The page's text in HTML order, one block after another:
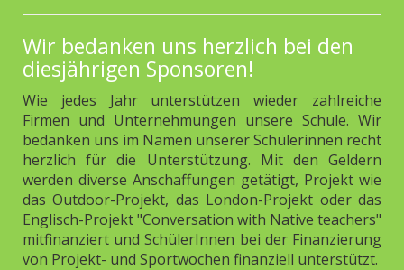
Wir bedanken uns herzlich bei den
diesjährigen Sponsoren!
Wie jedes Jahr unterstützen wieder zahlreiche
Firmen und Unternehmungen unsere Schule. Wir
bedanken uns im Namen unserer Schülerinnen recht
herzlich für die Unterstützung. Mit den Geldern
werden diverse Anschaffungen getätigt, Projekt wie
das Outdoor-Projekt, das London-Projekt oder das
Englisch-Projekt "Conversation with Native teachers"
mitfinanziert und SchülerInnen bei der Finanzierung
von Projekt- und Sportwochen finanziell unterstützt.